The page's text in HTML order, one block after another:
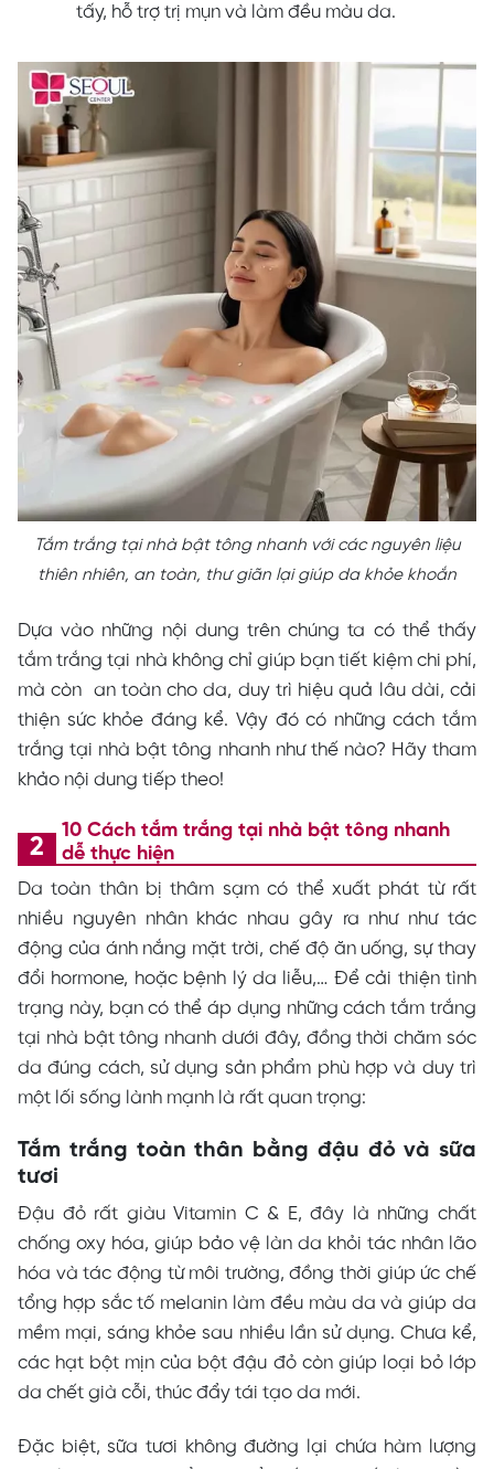
tấy, hỗ trợ trị mụn và làm đều màu da.
Tắm trắng tại nhà bật tông nhanh với các nguyên liệu
thiên nhiên, an toàn, thư giãn lại giúp da khỏe khoắn
Dựa vào những nội dung trên chúng ta có thể thấy
tắm trắng tại nhà không chỉ giúp bạn tiết kiệm chi phí,
mà còn an toàn cho da, duy trì hiệu quả lâu dài, cải
thiện sức khỏe đáng kể. Vậy đó có những cách tắm
trắng tại nhà bật tông nhanh như thế nào? Hãy tham
khảo nội dung tiếp theo!
10 Cách tắm trắng tại nhà bật tông nhanh
dễ thực hiện
Da toàn thân bị thâm sạm có thể xuất phát từ rất
nhiều nguyên nhân khác nhau gây ra như như tác
động của ánh nắng mặt trời, chế độ ăn uống, sự thay
đổi hormone, hoặc bệnh lý da liễu,… Để cải thiện tình
trạng này, bạn có thể áp dụng những cách tắm trắng
tại nhà bật tông nhanh dưới đây, đồng thời chăm sóc
da đúng cách, sử dụng sản phẩm phù hợp và duy trì
một lối sống lành mạnh là rất quan trọng:
Tắm trắng toàn thân bằng đậu đỏ và sữa
tươi
Đậu đỏ rất giàu Vitamin C & E, đây là những chất
chống oxy hóa, giúp bảo vệ làn da khỏi tác nhân lão
hóa và tác động từ môi trường, đồng thời giúp ức chế
tổng hợp sắc tố melanin làm đều màu da và giúp da
mềm mại, sáng khỏe sau nhiều lần sử dụng. Chưa kể,
các hạt bột mịn của bột đậu đỏ còn giúp loại bỏ lớp
da chết già cỗi, thúc đẩy tái tạo da mới.
Đặc biệt, sữa tươi không đường lại chứa hàm lượng